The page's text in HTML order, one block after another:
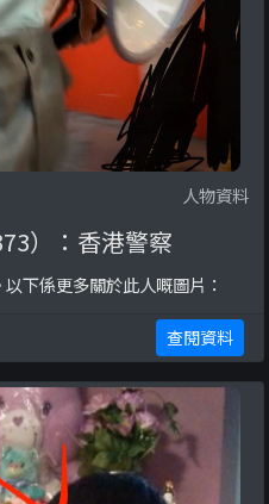
人物資料
）：香港警察
下係更多關於此人嘅圖片：
查閱資料